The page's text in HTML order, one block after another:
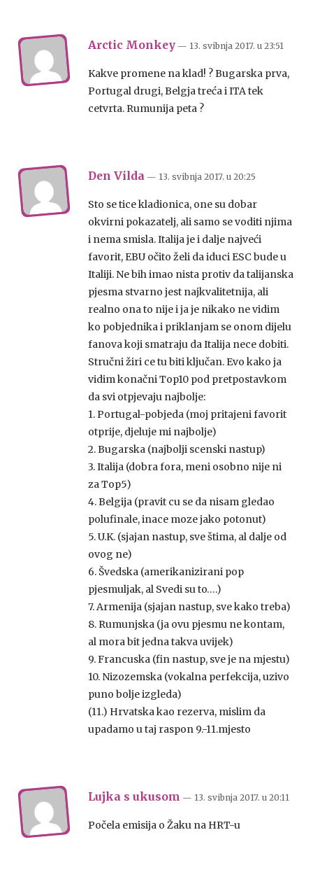
Arctic Monkey — 13. svibnja 2017. u 23:51
Kakve promene na klad! ? Bugarska prva,
Portugal drugi, Belgja treća i ITA tek
cetvrta. Rumunija peta ?
Den Vilda — 13. svibnja 2017. u 20:25
Sto se tice kladionica, one su dobar
okvirni pokazatelj, ali samo se voditi njima
i nema smisla. Italija je i dalje najveći
favorit, EBU očito želi da iduci ESC bude u
Italiji. Ne bih imao nista protiv da talijanska
pjesma stvarno jest najkvalitetnija, ali
realno ona to nije i ja je nikako ne vidim
ko pobjednika i priklanjam se onom dijelu
fanova koji smatraju da Italija nece dobiti.
Stručni žiri ce tu biti ključan. Evo kako ja
vidim konačni Top10 pod pretpostavkom
da svi otpjevaju najbolje:
1. Portugal-pobjeda (moj pritajeni favorit
otprije, djeluje mi najbolje)
2. Bugarska (najbolji scenski nastup)
3. Italija (dobra fora, meni osobno nije ni
za Top5)
4. Belgija (pravit cu se da nisam gledao
polufinale, inace moze jako potonut)
5. U.K. (sjajan nastup, sve štima, al dalje od
ovog ne)
6. Švedska (amerikanizirani pop
pjesmuljak, al Svedi su to….)
7. Armenija (sjajan nastup, sve kako treba)
8. Rumunjska (ja ovu pjesmu ne kontam,
al mora bit jedna takva uvijek)
9. Francuska (fin nastup, sve je na mjestu)
10. Nizozemska (vokalna perfekcija, uzivo
puno bolje izgleda)
(11.) Hrvatska kao rezerva, mislim da
upadamo u taj raspon 9.-11.mjesto
Lujka s ukusom — 13. svibnja 2017. u 20:11
Počela emisija o Žaku na HRT-u